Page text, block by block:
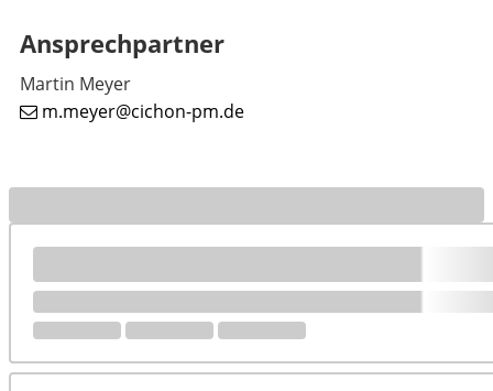
Ansprechpartner
Martin Meyer
m.meyer@cichon-pm.de